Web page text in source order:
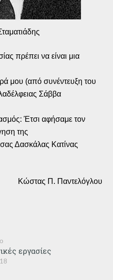
πρέπει να είναι μια
μου (από συνέντευξη του
Σάββα
Έτσι αφήσαμε τον
της
Δασκάλας Κατίνας
Κώστας Π. Παντελόγλου
εργασίες